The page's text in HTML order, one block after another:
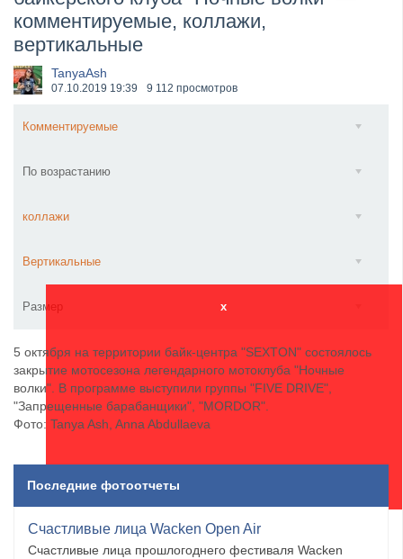
​Wacken Open Air 2027 объявил новую волну участ...
комментируемые, коллажи,
вертикальные
TanyaAsh
07.10.2019 19:39 9 112 просмотров
Комментируемые
По возрастанию
коллажи
Вертикальные
Размер x
5 октября на территории байк-центра "SEXTON" состоялось
закрытие мотосезона легендарного мотоклуба "Ночные
волки". В программе выступили группы "FIVE DRIVE",
"Запрещенные барабанщики", "MORDOR".
Фото: Tanya Ash, Anna Abdullaeva
Последние фотоотчеты
Счастливые лица Wacken Open Air
Счастливые лица прошлогоднего фестиваля Wacken